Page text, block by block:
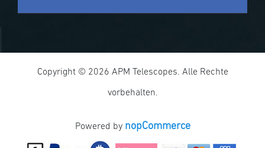
Copyright © 2026 APM Telescopes. Alle Rechte
vorbehalten.
Powered by nopCommerce